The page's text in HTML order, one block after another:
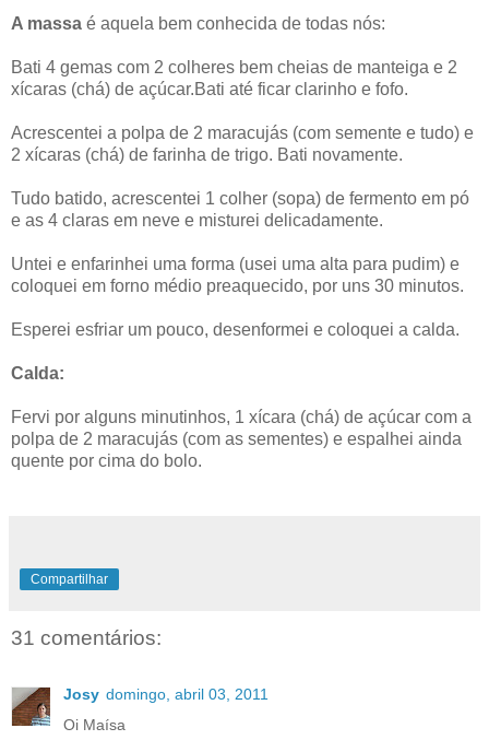
A massa é aquela bem conhecida de todas nós:
Bati 4 gemas com 2 colheres bem cheias de manteiga e 2
xícaras (chá) de açúcar.Bati até ficar clarinho e fofo.
Acrescentei a polpa de 2 maracujás (com semente e tudo) e
2 xícaras (chá) de farinha de trigo. Bati novamente.
Tudo batido, acrescentei 1 colher (sopa) de fermento em pó
e as 4 claras em neve e misturei delicadamente.
Untei e enfarinhei uma forma (usei uma alta para pudim) e
coloquei em forno médio preaquecido, por uns 30 minutos.
Esperei esfriar um pouco, desenformei e coloquei a calda.
Calda:
Fervi por alguns minutinhos, 1 xícara (chá) de açúcar com a
polpa de 2 maracujás (com as sementes) e espalhei ainda
quente por cima do bolo.
Compartilhar
31 comentários:
Josy domingo, abril 03, 2011
Oi Maísa